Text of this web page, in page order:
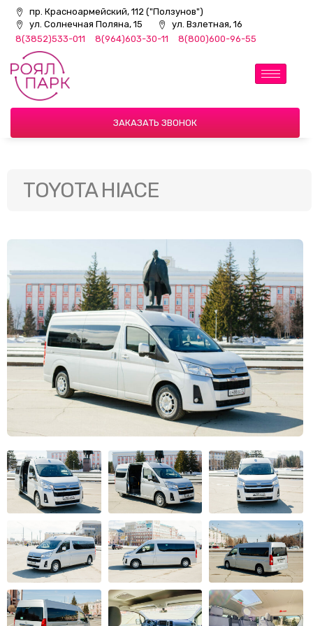
пр. Красноармейский, 112 ("Ползунов")
ул. Солнечная Поляна, 15
ул. Взлетная, 16
8(3852)533-011
8(964)603-30-11 8(800)600-96-55
ЗАКАЗАТЬ ЗВОНОК
TOYOTA HIACE